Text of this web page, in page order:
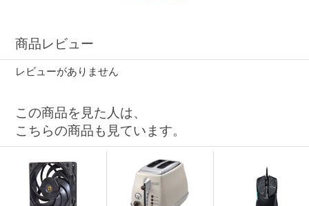
商品レビュー
レビューがありません
この商品を見た人は、
こちらの商品も見ています。